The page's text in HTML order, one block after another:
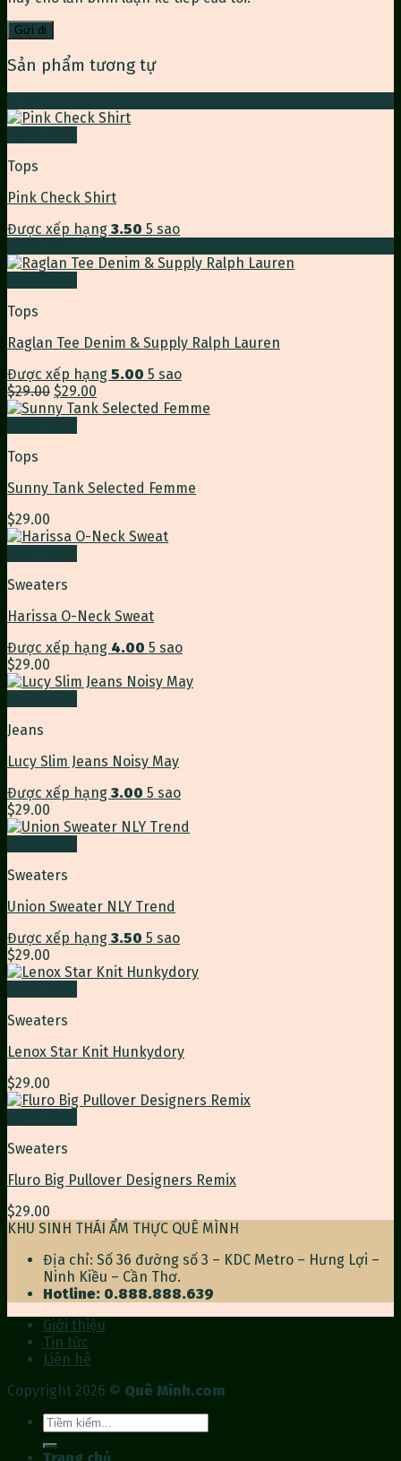
Sản phẩm tương tự
Tops
Pink Check Shirt
Được xếp hạng 3.50 5 sao
Tops
Raglan Tee Denim & Supply Ralph Lauren
Được xếp hạng 5.00 5 sao
$29.00 Giá
gốc
$29.00
hiện
Tops
Sunny Tank Selected Femme
$29.00
Sweaters
Harissa O-Neck Sweat
Được xếp hạng 4.00 5 sao
$29.00
Jeans
Lucy Slim Jeans Noisy May
Được xếp hạng 3.00 5 sao
$29.00
Sweaters
Union Sweater NLY Trend
Được xếp hạng 3.50 5 sao
$29.00
Sweaters
Lenox Star Knit Hunkydory
$29.00
Sweaters
Fluro Big Pullover Designers Remix
$29.00
KHU SINH THÁI ẨM THỰC QUÊ MÌNH
Địa chỉ: Số 36 đường số 3 – KDC Metro – Hưng Lợi –
Ninh Kiều – Cần Thơ.
Hotline: 0.888.888.639
Giới thiệu
Tin tức
Liên hê
Copyright 2026 © Quê Mình.com
Tìm